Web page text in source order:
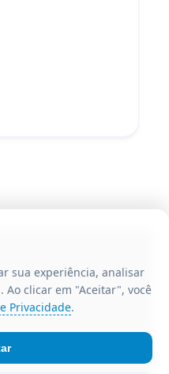
sua experiência, analisar
clicar em "Aceitar", você
Privacidade.